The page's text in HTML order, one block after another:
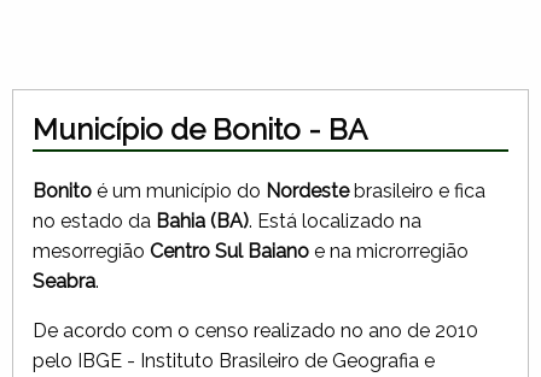
Município de Bonito - BA
Bonito é um município do Nordestebrasileiro e fica
no estado da Bahia (BA). Está localizado na
mesorregião Centro Sul Baiano e na microrregião
Seabra.
De acordo com o censo realizado no ano de 2010
pelo IBGE - Instituto Brasileiro de Geografia e